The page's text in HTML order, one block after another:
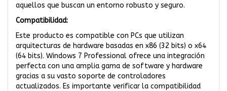
aquellos que buscan un entorno robusto y seguro.
Compatibilidad:
Este producto es compatible con PCs que utilizan
arquitecturas de hardware basadas en x86 (32 bits) o x64
(64 bits). Windows 7 Professional ofrece una integración
perfecta con una amplia gama de software y hardware
gracias a su vasto soporte de controladores
actualizados. Es importante verificar la compatibilidad